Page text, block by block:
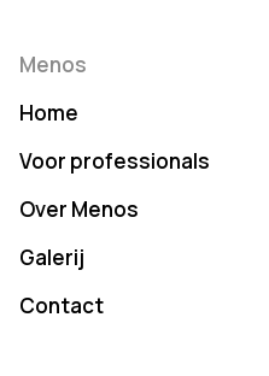
Menos
Home
Voor professionals
Over Menos
Galerij
Contact